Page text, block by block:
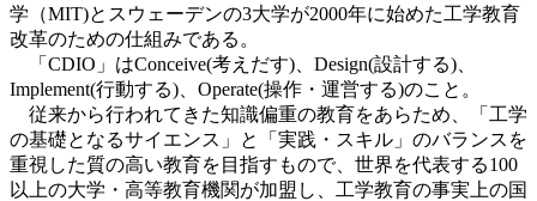
学（MIT)とスウェーデンの3大学が2000年に始めた工学教育
改革のための仕組みである。
「CDIO」はConceive(考えだす)、Design(設計する)、
Implement(行動する)、Operate(操作・運営する)のこと。
従来から行われてきた知識偏重の教育をあらため、「工学
の基礎となるサイエンス」と「実践・スキル」のバランスを
重視した質の高い教育を目指すもので、世界を代表する100
以上の大学・高等教育機関が加盟し、工学教育の事実上の国